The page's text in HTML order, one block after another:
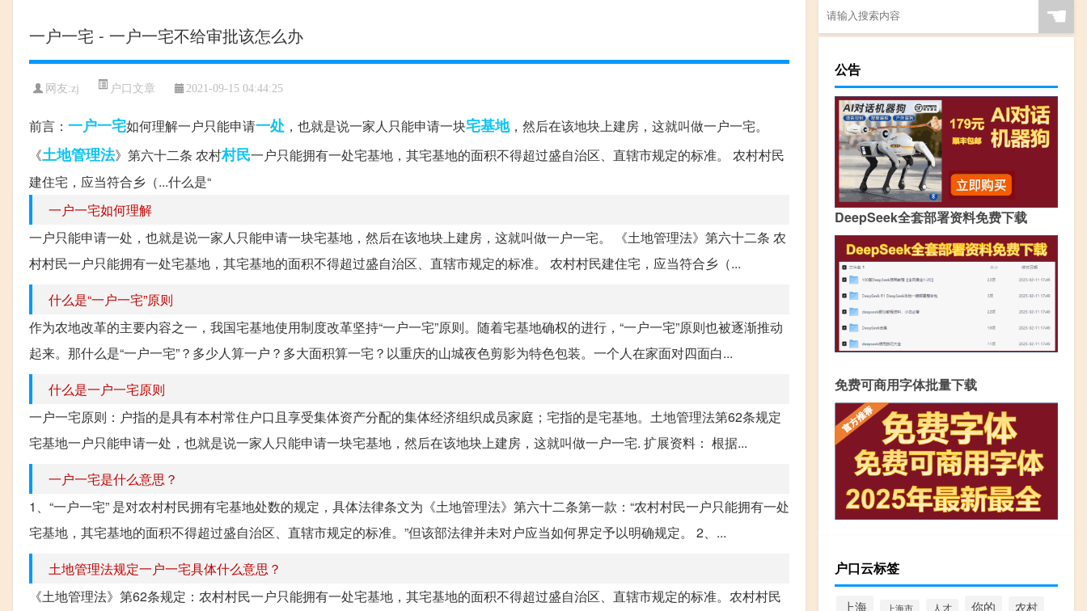
一户一宅 - 一户一宅不给审批该怎么办
网友:zj 户口文章 2021-09-15 04:44:25
前言： 一户一宅如何理解一户只能申请一处 ，也就是说一家人只能申请一块宅基地，然后在该地块上建房，这就叫做一户一宅。
《土地管理法》第六十二条 农村村民一户只能拥有一处宅基地，其宅基地的面积不得超过盛自治区、直辖市规定的标准。 农村村民
建住宅，应当符合乡（...什么是“
一户一宅如何理解
一户只能申请一处，也就是说一家人只能申请一块宅基地，然后在该地块上建房，这就叫做一户一宅。 《土地管理法》第六十二条 农
村村民一户只能拥有一处宅基地，其宅基地的面积不得超过盛自治区、直辖市规定的标准。 农村村民建住宅，应当符合乡（...
什么是“一户一宅”原则
作为农地改革的主要内容之一，我国宅基地使用制度改革坚持“一户一宅”原则。随着宅基地确权的进行，“一户一宅”原则也被逐渐推动
起来。那什么是“一户一宅”？多少人算一户？多大面积算一宅？以重庆的山城夜色剪影为特色包装。一个人在家面对四面白...
什么是一户一宅原则
一户一宅原则：户指的是具有本村常住户口且享受集体资产分配的集体经济组织成员家庭；宅指的是宅基地。土地管理法第62条规定
宅基地一户只能申请一处，也就是说一家人只能申请一块宅基地，然后在该地块上建房，这就叫做一户一宅. 扩展资料： 根据...
一户一宅是什么意思？
1、“一户一宅” 是对农村村民拥有宅基地处数的规定，具体法律条文为《土地管理法》第六十二条第一款：“农村村民一户只能拥有一处
宅基地，其宅基地的面积不得超过盛自治区、直辖市规定的标准。”但该部法律并未对户应当如何界定予以明确规定。 2、...
土地管理法规定一户一宅具体什么意思？
《土地管理法》第62条规定：农村村民一户只能拥有一处宅基地，其宅基地的面积不得超过盛自治区、直辖市规定的标准。农村村民
☚
公告
DeepSeek全套部署资料免费下载
免费可商用字体批量下载
户口云标签
上海 上海市 人才 你的 农村